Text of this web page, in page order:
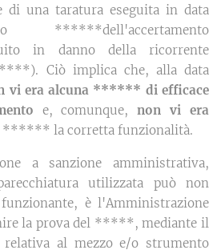
di una taratura eseguita in data
in danno della ricorrente
Ciò implica che, alla data
vi era alcuna ****** di efficace
e, comunque,non vi era
****** la corretta funzionalità.
a sanzione amministrativa,
utilizzata può non
è l'Amministrazione
la prova del *****, mediante il
al mezzo e/o strumento